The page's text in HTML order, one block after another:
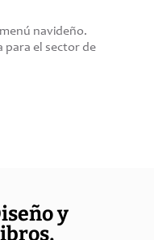
navideño.
para el sector de
y